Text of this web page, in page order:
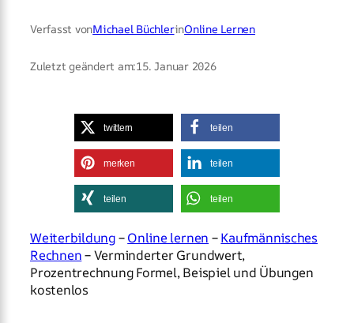
Verfasst vonMichael BüchlerinOnline Lernen
Zuletzt geändert am:15. Januar 2026
twittern teilen
merken teilen
teilen teilen
Weiterbildung–Online lernen –Kaufmännisches
Rechnen– Verminderter Grundwert,
Prozentrechnung Formel, Beispiel und Übungen
kostenlos